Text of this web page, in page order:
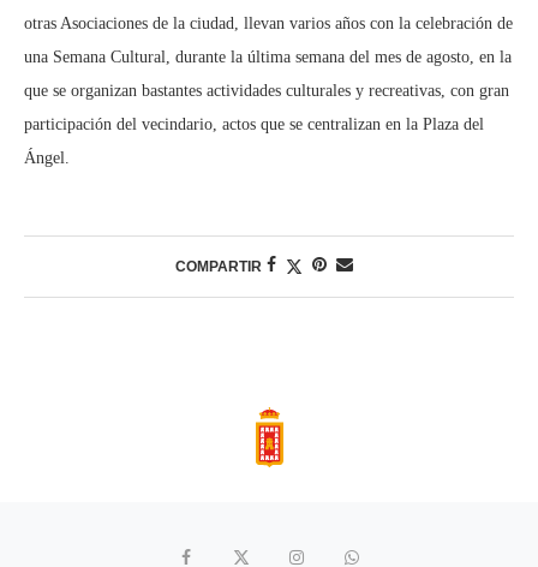
otras Asociaciones de la ciudad, llevan varios años con la celebración de
una Semana Cultural, durante la última semana del mes de agosto, en la
que se organizan bastantes actividades culturales y recreativas, con gran
participación del vecindario, actos que se centralizan en la Plaza del
Ángel.
COMPARTIR